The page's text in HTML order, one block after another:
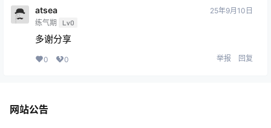
atsea
练气期 Lv0
25年9月10日
多谢分享
0 0 举报 回复
网站公告